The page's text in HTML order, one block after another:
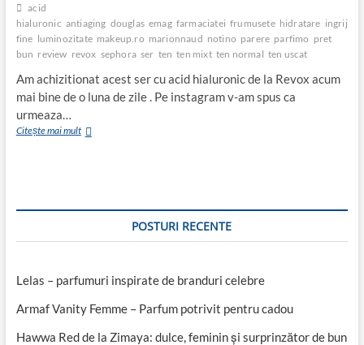
acid
hialuronic antiaging douglas emag farmaciatei frumusete hidratare ingrijire
fine luminozitate makeup.ro marionnaud notino parere parfimo pret
bun review revox sephora ser ten ten mixt ten normal ten uscat
Am achizitionat acest ser cu acid hialuronic de la Revox acum
mai bine de o luna de zile . Pe instagram v-am spus ca
urmeaza…
Citește mai multRevox
POSTURI RECENTE
Lelas – parfumuri inspirate de branduri celebre
Armaf Vanity Femme – Parfum potrivit pentru cadou
Hawwa Red de la Zimaya: dulce, feminin și surprinzător de bun